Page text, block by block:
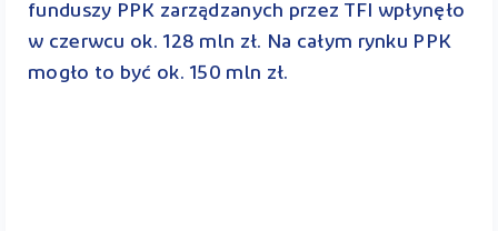
funduszy PPK zarządzanych przez TFI wpłynęło
w czerwcu ok. 128 mln zł. Na całym rynku PPK
mogło to być ok. 150 mln zł.